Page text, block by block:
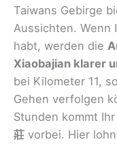
Taiwans Gebirge
Aussichten. Wenn
habt, werden die
Xiaobajian klarer
bei Kilometer 11,
Gehen verfolgen
Stunden kommt
莊 vorbei. Hier